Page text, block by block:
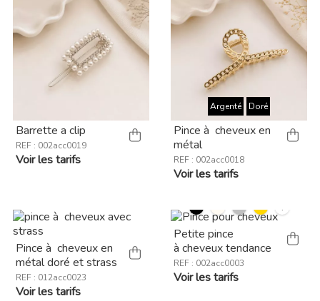
Barrette a clip
REF : 002acc0019
Voir les tarifs
Argenté Doré
Pince à cheveux en
métal
REF : 002acc0018
Voir les tarifs
Pince à cheveux en
métal doré et strass
REF : 012acc0023
Voir les tarifs
+
Petite pince
à cheveux tendance
REF : 002acc0003
Voir les tarifs